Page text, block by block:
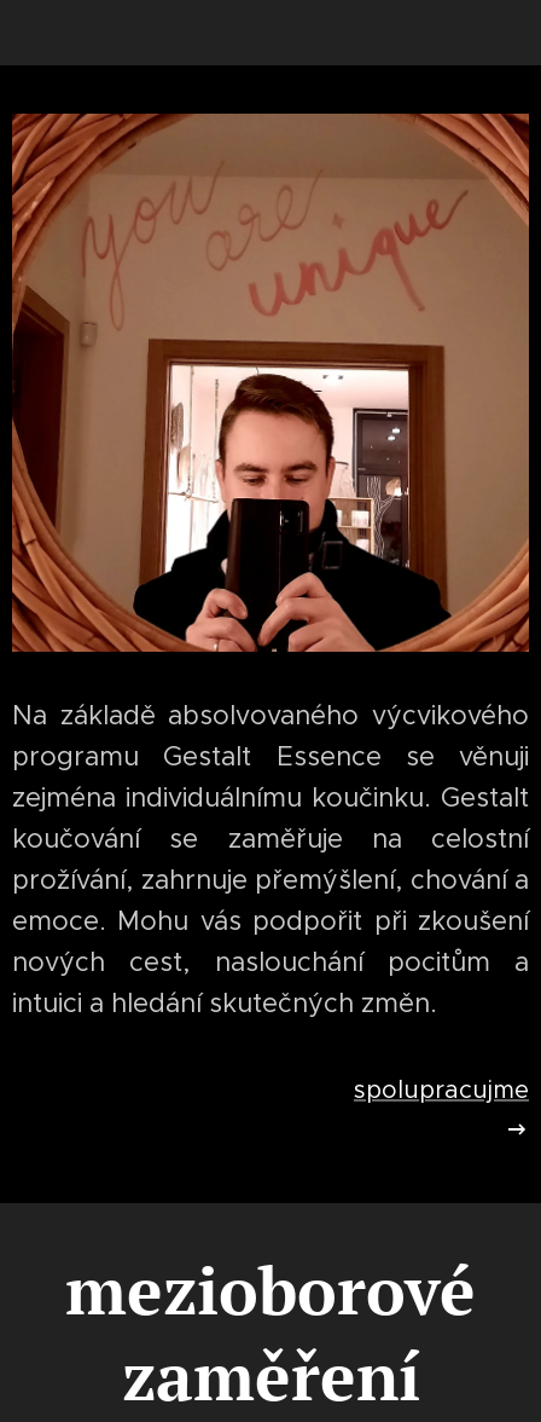
Na základě absolvovaného výcvikového
programu Gestalt Essence se věnuji
zejména individuálnímu koučinku. Gestalt
koučování se zaměřuje na celostní
prožívání, zahrnuje přemýšlení, chování a
emoce. Mohu vás podpořit při zkoušení
nových cest, naslouchání pocitům a
intuici a hledání skutečných změn.
spolupracujme
mezioborové
zaměření